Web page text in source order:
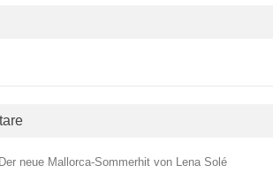
neue Mallorca-Sommerhit von Lena Solé